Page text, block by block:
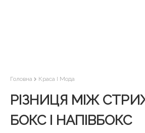
Головна Краса І Мода
РІЗНИЦЯ МІЖ
БОКС І НАПІВБОКС